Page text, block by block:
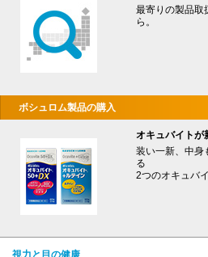
最寄りの製品取
ら。
ボシュロム製品の購入
オキュバイトが
装い一新、中身
る
2つのオキュバ